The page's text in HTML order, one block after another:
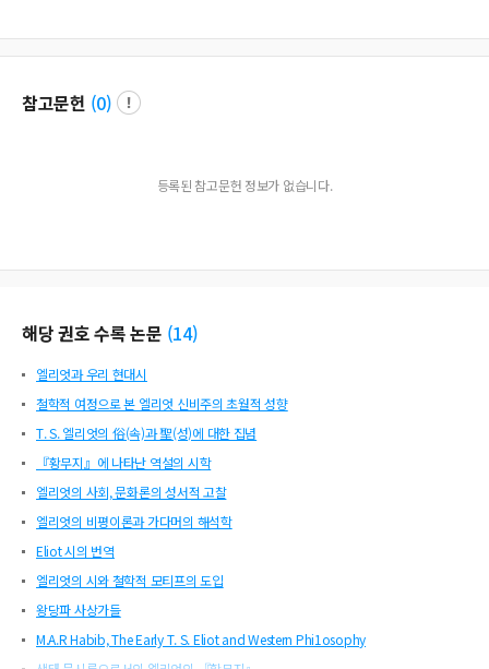
참고문헌 (0)
등록된 참고문헌 정보가 없습니다.
해당 권호 수록 논문 (14)
엘리엇과 우리 현대시
철학적 여정으로 본 엘리엇 신비주의 초월적 성향
T. S. 엘리엇의 俗(속)과 聖(성)에 대한 집념
『황무지』에 나타난 역설의 시학
엘리엇의 사회, 문화론의 성서적 고찰
엘리엇의 비평이론과 가다머의 해석학
Eliot 시의 번역
엘리엇의 시와 철학적 모티프의 도입
왕당파 사상가들
M.A.R Habib, The Early T. S. Eliot and Western Phi1osophy